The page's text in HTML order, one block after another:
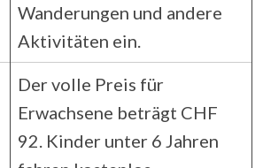
Wanderungen und andere
Aktivitäten ein.
Der volle Preis für
Erwachsene beträgt CHF
92. Kinder unter 6 Jahren